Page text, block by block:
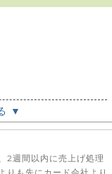
▼
2週間以内に売上げ処理